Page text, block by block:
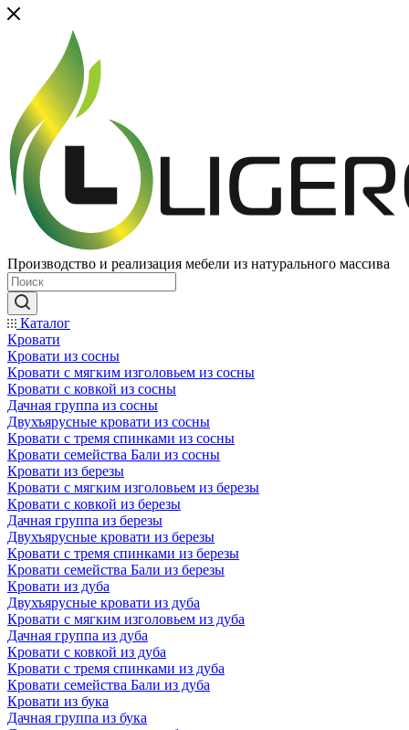
Производство и реализация мебели из натурального массива
Каталог
Кровати
Кровати из сосны
Кровати с мягким изголовьем из сосны
Кровати с ковкой из сосны
Дачная группа из сосны
Двухъярусные кровати из сосны
Кровати с тремя спинками из сосны
Кровати семейства Бали из сосны
Кровати из березы
Кровати с мягким изголовьем из березы
Кровати с ковкой из березы
Дачная группа из березы
Двухъярусные кровати из березы
Кровати с тремя спинками из березы
Кровати семейства Бали из березы
Кровати из дуба
Двухъярусные кровати из дуба
Кровати с мягким изголовьем из дуба
Дачная группа из дуба
Кровати с ковкой из дуба
Кровати с тремя спинками из дуба
Кровати семейства Бали из дуба
Кровати из бука
Дачная группа из бука